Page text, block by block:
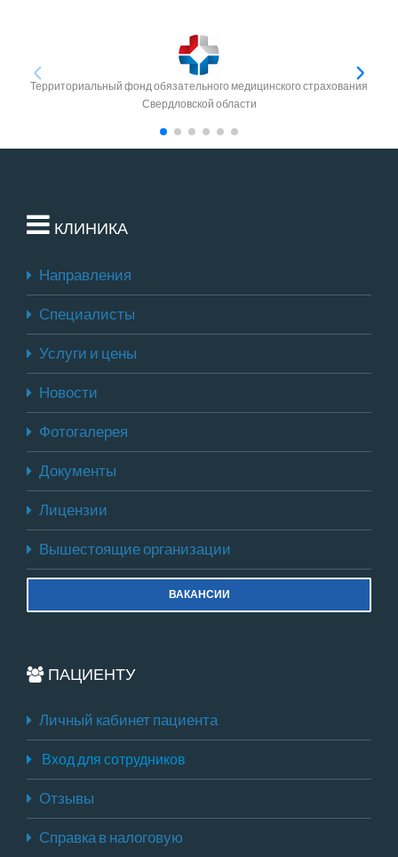
Территориальный фонд обязательного медицинского страхования
Свердловской области
КЛИНИКА
Направления
Специалисты
Услуги и цены
Новости
Фотогалерея
Документы
Лицензии
Вышестоящие организации
ВАКАНСИИ
ПАЦИЕНТУ
Личный кабинет пациента
Вход для сотрудников
Отзывы
Справка в налоговую